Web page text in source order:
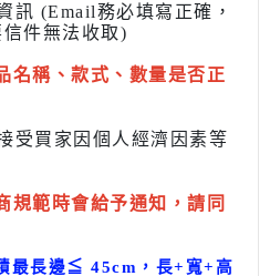
訊 (Email務必填寫正確，
件無法收取)
名稱、款式、數量是否正
受買家因個人經濟因素等
規範時會給予通知，請同
最長邊≦ 45cm，長+寬+高